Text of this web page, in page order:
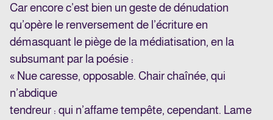
Car encore c’est bien un geste de dénudation
qu’opère le renversement de l’écriture en
démasquant le piège de la médiatisation, en la
subsumant par la poésie :
« Nue caresse, opposable. Chair chaînée, qui
n’abdique
tendreur : qui n’affame tempête, cependant. Lame